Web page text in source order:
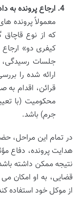
ارجاع پرونده به
معمولاً پرونده
که از نوع قاچاق
کیفری دو» ارجاع
جلسات رسیدگی،
ارائه شده را
قرائن، اقدام به
محکومیت (با
جرم) باشد.
در تمام این مراحل،
هدایت پرونده، دفاع
نتیجه ممکن داشته
قضایی، به او امکان می
از موکل خود استفاده